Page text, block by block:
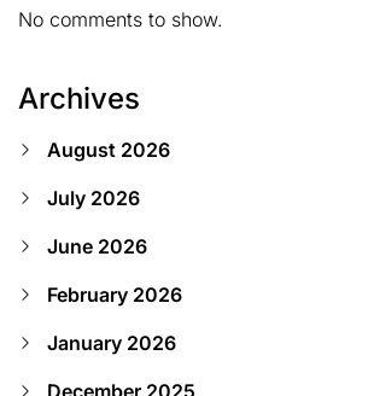
No comments to show.
Archives
August 2026
July 2026
June 2026
February 2026
January 2026